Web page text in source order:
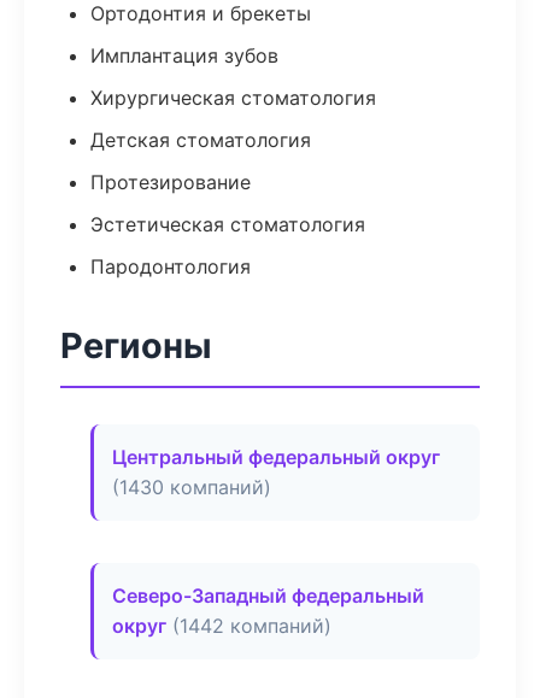
Ортодонтия и брекеты
Имплантация зубов
Хирургическая стоматология
Детская стоматология
Протезирование
Эстетическая стоматология
Пародонтология
Регионы
Центральный федеральный округ
(1430 компаний)
Северо-Западный федеральный
округ (1442 компаний)